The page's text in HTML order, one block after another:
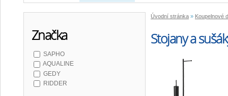
Úvodní stránka » Koupelnové
Stojany a
Značka
SAPHO
AQUALINE
GEDY
RIDDER